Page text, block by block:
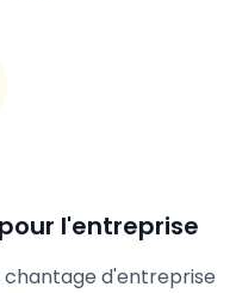
l'entreprise
chantage d'entreprise